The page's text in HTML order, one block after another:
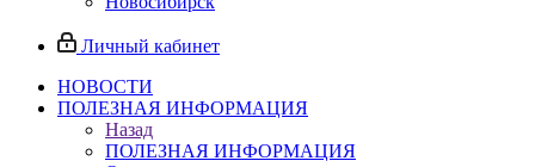
Личный кабинет
НОВОСТИ
ПОЛЕЗНАЯ ИНФОРМАЦИЯ
Назад
ПОЛЕЗНАЯ ИНФОРМАЦИЯ